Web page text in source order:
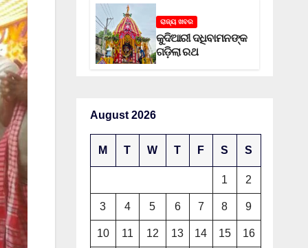
ରାଜ୍ୟ ଖବର
କୁଦିଆରୀ ଦଧିବାମନଙ୍କ
ଗଡ଼ିଲା ରଥ
August 2026
M T W T F S S
1 2
3 4 5 6 7 8 9
10 11 12 13 14 15 16